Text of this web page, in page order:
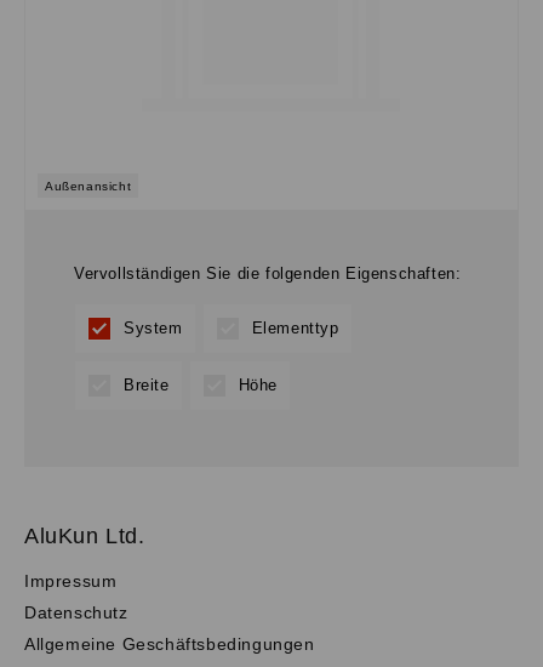
Außenansicht
Vervollständigen Sie die folgenden Eigenschaften:
System Elementtyp
Breite Höhe
AluKun Ltd.
Impressum
Datenschutz
Allgemeine Geschäftsbedingungen